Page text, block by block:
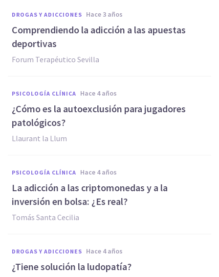
DROGAS Y ADICCIONES hace 3 años
Comprendiendo la adicción a las apuestas
deportivas
Forum Terapéutico Sevilla
PSICOLOGÍA CLÍNICA hace 4 años
¿Cómo es la autoexclusión para jugadores
patológicos?
Llaurant la Llum
PSICOLOGÍA CLÍNICA hace 4 años
La adicción a las criptomonedas y a la
inversión en bolsa: ¿Es real?
Tomás Santa Cecilia
DROGAS Y ADICCIONES hace 4 años
¿Tiene solución la ludopatía?